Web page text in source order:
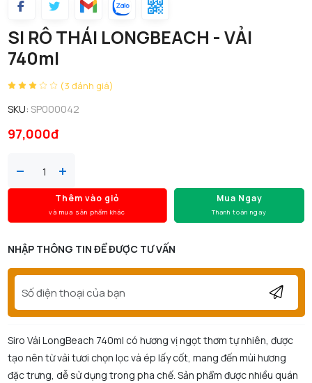
SI RÔ THÁI LONGBEACH - VẢI
740ml
(3 đánh giá)
SKU: SP000042
97,000đ
Thêm vào giỏ
và mua sản phẩm khác
Mua Ngay
Thanh toán ngay
NHẬP THÔNG TIN ĐỂ ĐƯỢC TƯ VẤN
Siro Vải LongBeach 740ml có hương vị ngọt thơm tự nhiên, được
tạo nên từ vải tươi chọn lọc và ép lấy cốt, mang đến mùi hương
đặc trưng, dễ sử dụng trong pha chế. Sản phẩm được nhiều quán